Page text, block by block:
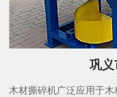
巩义
木材撕碎机广泛应用于